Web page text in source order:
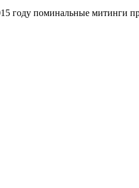
году поминальные митинги